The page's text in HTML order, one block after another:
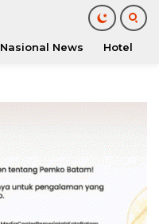
Nasional News Hotel